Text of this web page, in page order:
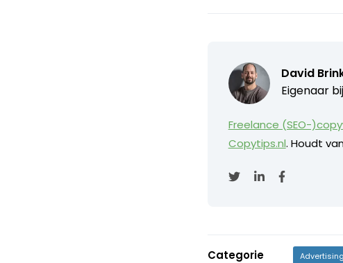
David
Eigenaar bij
Freelance (SEO-
Copytips.nl. Houdt
Categorie Advertising